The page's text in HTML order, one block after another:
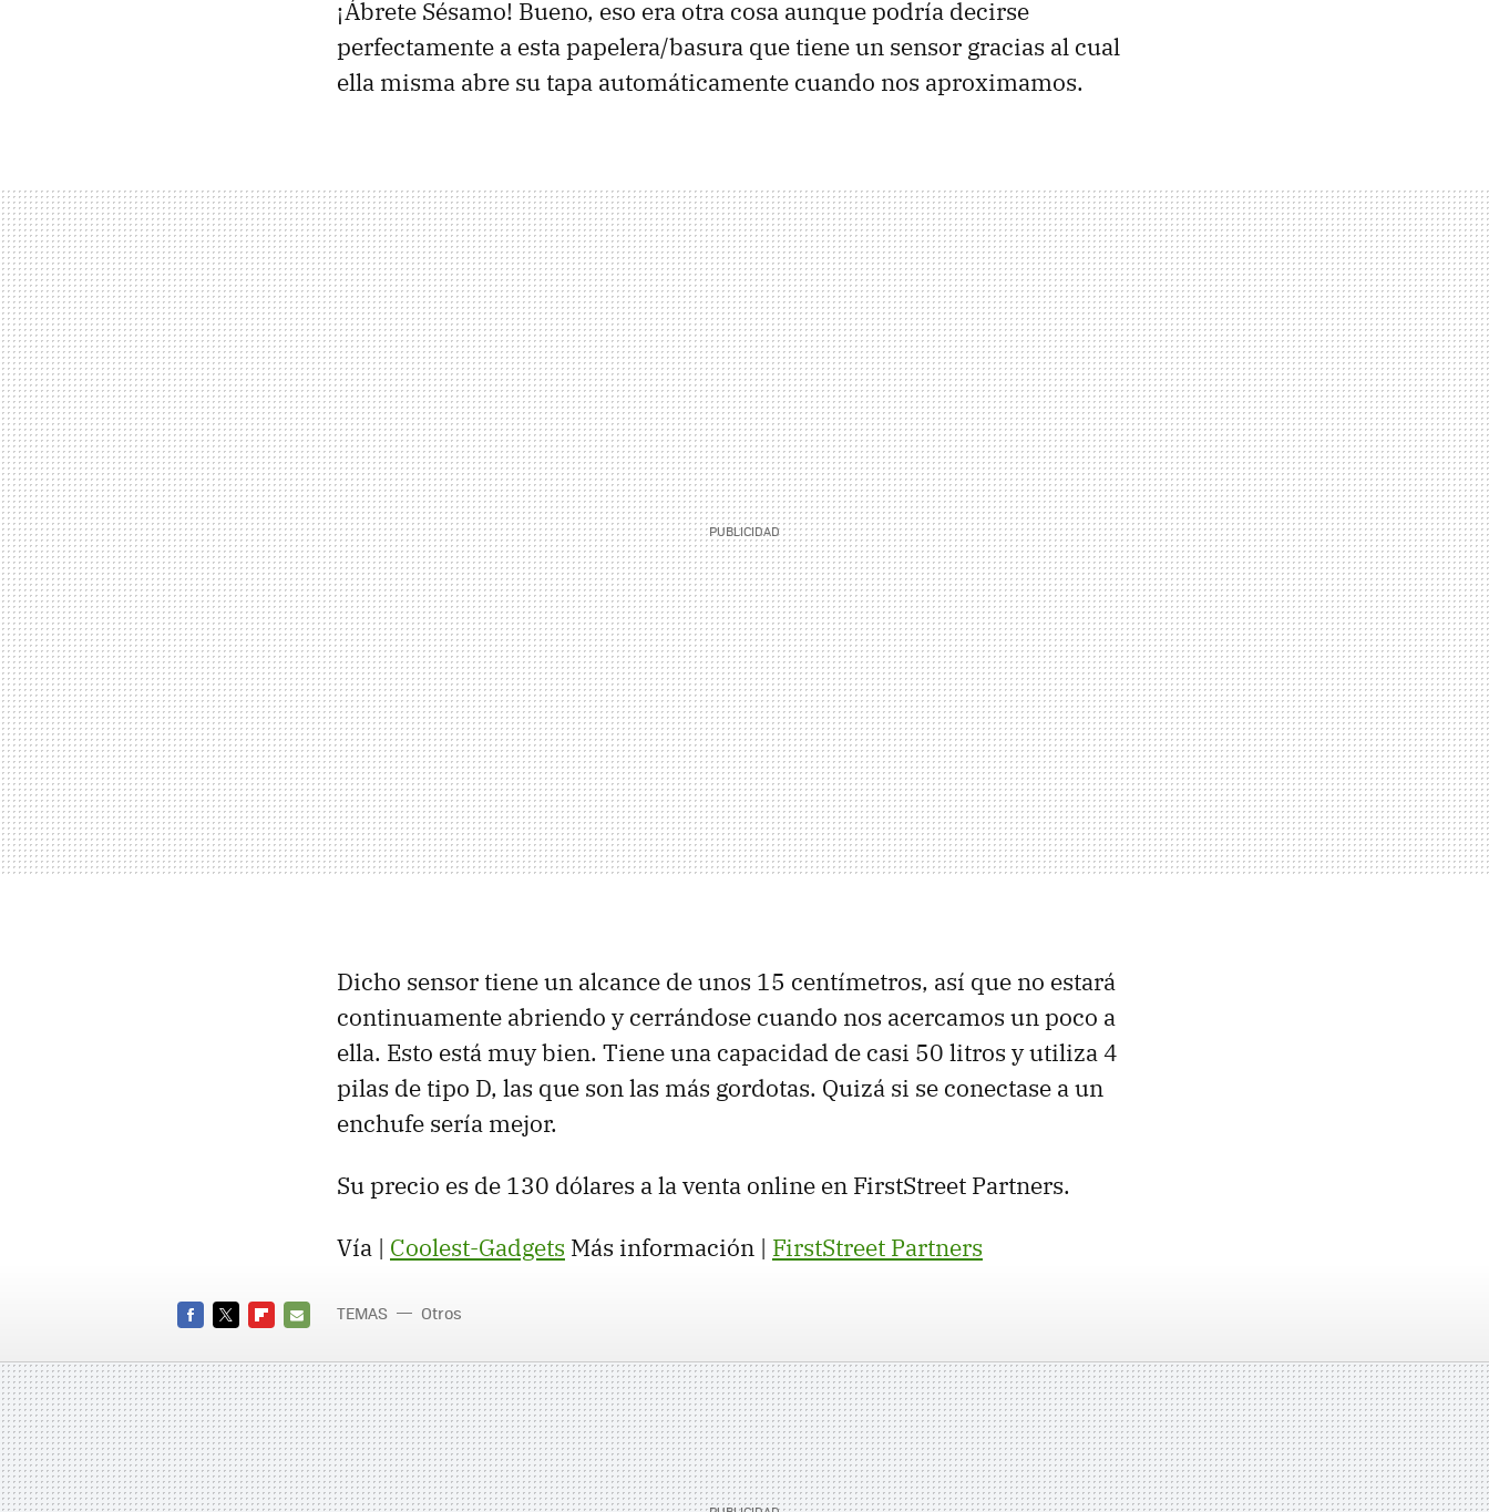
¡Ábrete Sésamo! Bueno, eso era otra cosa aunque podría decirse
perfectamente a esta papelera/basura que tiene un sensor gracias al cual
ella misma abre su tapa automáticamente cuando nos aproximamos.
Dicho sensor tiene un alcance de unos 15 centímetros, así que no estará
continuamente abriendo y cerrándose cuando nos acercamos un poco a
ella. Esto está muy bien. Tiene una capacidad de casi 50 litros y utiliza 4
pilas de tipo D, las que son las más gordotas. Quizá si se conectase a un
enchufe sería mejor.
Su precio es de 130 dólares a la venta online en FirstStreet Partners.
Vía | Coolest-Gadgets Más información | FirstStreet Partners
MAIL
TEMAS Otros